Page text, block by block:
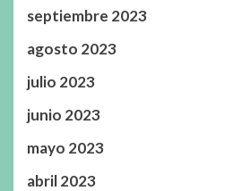
septiembre 2023
agosto 2023
julio 2023
junio 2023
mayo 2023
abril 2023